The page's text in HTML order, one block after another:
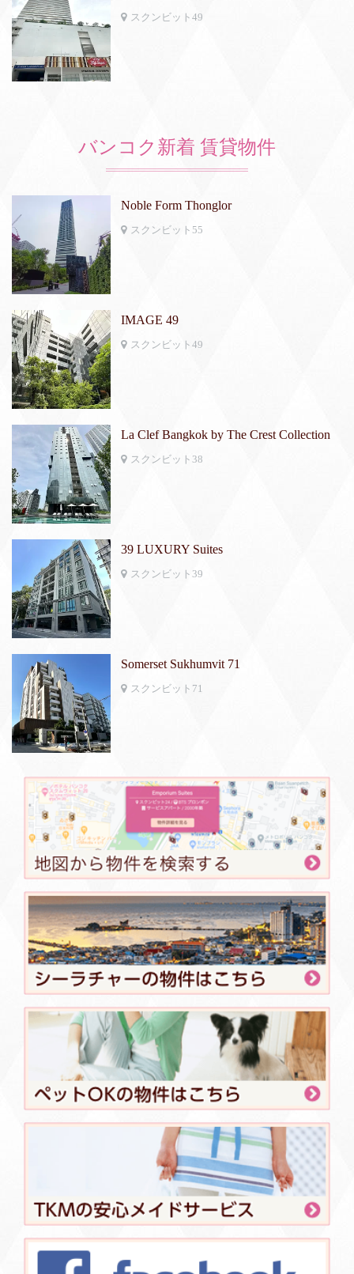
スクンビット49
バンコク新着 賃貸物件
Noble Form Thonglor
スクンビット55
IMAGE 49
スクンビット49
La Clef Bangkok by The Crest Collection
スクンビット38
39 LUXURY Suites
スクンビット39
Somerset Sukhumvit 71
スクンビット71